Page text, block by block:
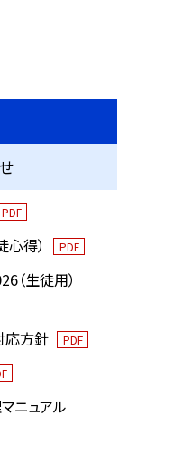
PDF
得） PDF
（生徒用）
応方針 PDF
ニュアル